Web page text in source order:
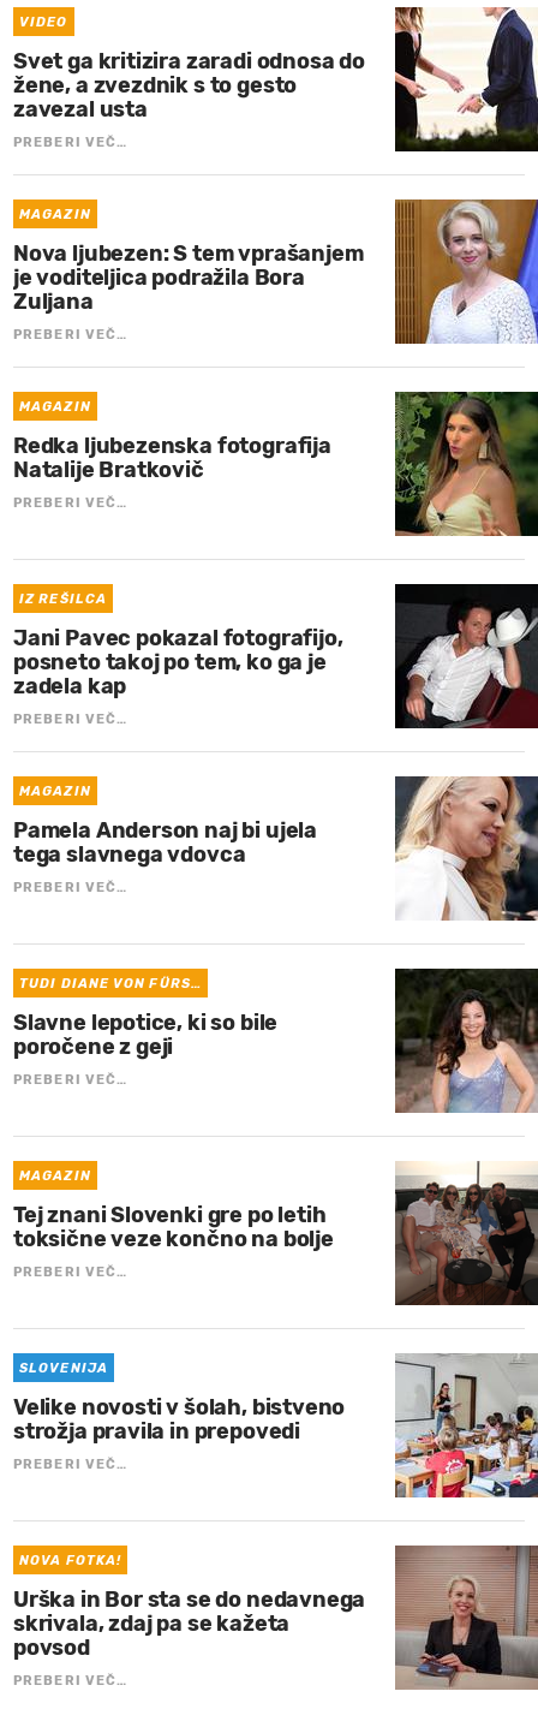
VIDEO
Svet ga kritizira zaradi odnosa do
žene, a zvezdnik s to gesto
zavezal usta
PREBERI VEČ…
MAGAZIN
Nova ljubezen: S tem vprašanjem
je voditeljica podražila Bora
Zuljana
PREBERI VEČ…
MAGAZIN
Redka ljubezenska fotografija
Natalije Bratkovič
PREBERI VEČ…
IZ REŠILCA
Jani Pavec pokazal fotografijo,
posneto takoj po tem, ko ga je
zadela kap
PREBERI VEČ…
MAGAZIN
Pamela Anderson naj bi ujela
tega slavnega vdovca
PREBERI VEČ…
TUDI DIANE VON FÜRS…
Slavne lepotice, ki so bile
poročene z geji
PREBERI VEČ…
MAGAZIN
Tej znani Slovenki gre po letih
toksične veze končno na bolje
PREBERI VEČ…
SLOVENIJA
Velike novosti v šolah, bistveno
strožja pravila in prepovedi
PREBERI VEČ…
NOVA FOTKA!
Urška in Bor sta se do nedavnega
skrivala, zdaj pa se kažeta
povsod
PREBERI VEČ…